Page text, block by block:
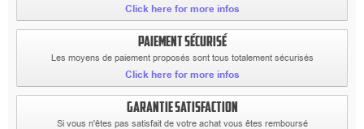
Click here for more infos
PAIEMENT SÉCURISÉ
Les moyens de paiement proposés sont tous totalement sécurisés
Click here for more infos
GARANTIE SATISFACTION
Si vous n'êtes pas satisfait de votre achat vous êtes remboursé